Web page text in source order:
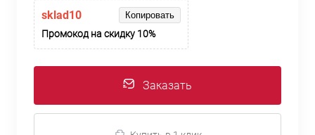
sklad10 Копировать
Промокод на скидку 10%
Заказать